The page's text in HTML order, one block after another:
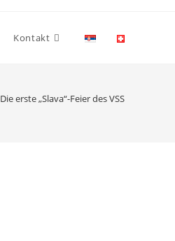
Kontakt
Die erste „Slava“-Feier des VSS